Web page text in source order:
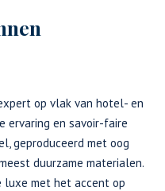
op vlak van hotel- en
ervaring en savoir-faire
geproduceerd met oog
duurzame materialen.
luxe met het accent op